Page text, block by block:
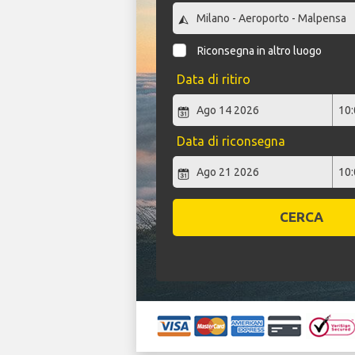
Riconsegna in altro luogo
Data di ritiro
Data di riconsegna
CERCA